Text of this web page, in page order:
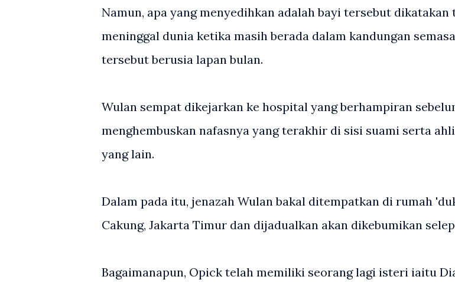
Namun, apa yang menyedihkan adalah bayi tersebut dikatakan
meninggal dunia ketika masih berada dalam kandungan
tersebut berusia lapan bulan.
Wulan sempat dikejarkan ke hospital yang berhampiran
menghembuskan nafasnya yang terakhir di sisi suami serta
yang lain.
Dalam pada itu, jenazah Wulan bakal ditempatkan di rumah
Cakung, Jakarta Timur dan dijadualkan akan dikebumikan
Bagaimanapun, Opick telah memiliki seorang lagi isteri iaitu